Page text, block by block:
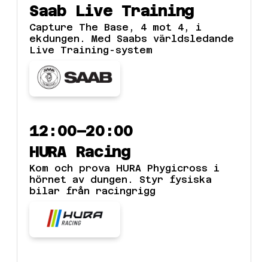
Saab Live Training
Capture The Base, 4 mot 4, i
ekdungen. Med Saabs världsledande
Live Training-system
12:00–20:00
HURA Racing
Kom och prova HURA Phygicross i
hörnet av dungen. Styr fysiska
bilar från racingrigg